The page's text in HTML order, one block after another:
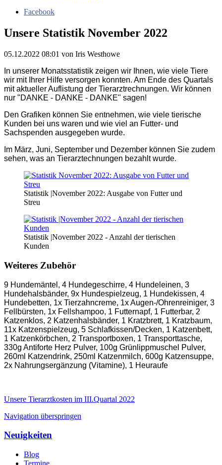
Facebook
Unsere Statistik November 2022
05.12.2022 08:01 von Iris Westhowe
In unserer Monatsstatistik zeigen wir Ihnen, wie viele Tiere
wir mit Ihrer Hilfe versorgen konnten. Am Ende des Quartals
mit aktueller Auflistung der Tierarztrechnungen. Wir können
nur "DANKE - DANKE - DANKE" sagen!
Den Grafiken können Sie entnehmen, wie viele tierische
Kunden bei uns waren und wie viel an Futter- und
Sachspenden ausgegeben wurde.
Im März, Juni, September und Dezember können Sie zudem
sehen, was an Tierarztechnungen bezahlt wurde.
Statistik |November 2022: Ausgabe von Futter und
Streu
Statistik |November 2022 - Anzahl der tierischen
Kunden
Weiteres Zubehör
9 Hundemäntel, 4 Hundegeschirre, 4 Hundeleinen, 3
Hundehalsbänder, 9x Hundespielzeug, 1 Hundekissen, 4
Hundebetten, 1x Tierzahncreme, 1x Augen-/Ohrenreiniger, 3
Fellbürsten, 1x Fellshampoo, 1 Futternapf, 1 Futterbar, 2
Katzenklos, 2 Katzenhalsbänder, 1 Kratzbrett, 1 Kratzbaum,
11x Katzenspielzeug, 5 Schlafkissen/Decken, 1 Katzenbett,
1 Katzenkörbchen, 2 Transportboxen, 1 Transporttasche,
330g Antiforte Herz Pulver, 100g Grünlippmuschel Pulver,
260ml Katzendrink, 250ml Katzenmilch, 600g Katzensuppe,
2x Nahrungsergänzung (Vitamine), 1 Heuraufe
Unsere Tierarztkosten im III.Quartal 2022
Navigation überspringen
Neuigkeiten
Blog
Termine